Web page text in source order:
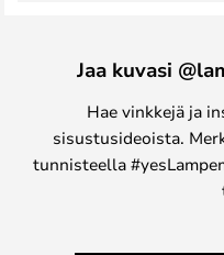
Jaa kuvasi
Hae vinkkejä ja
sisustusideoista.
tunnisteella